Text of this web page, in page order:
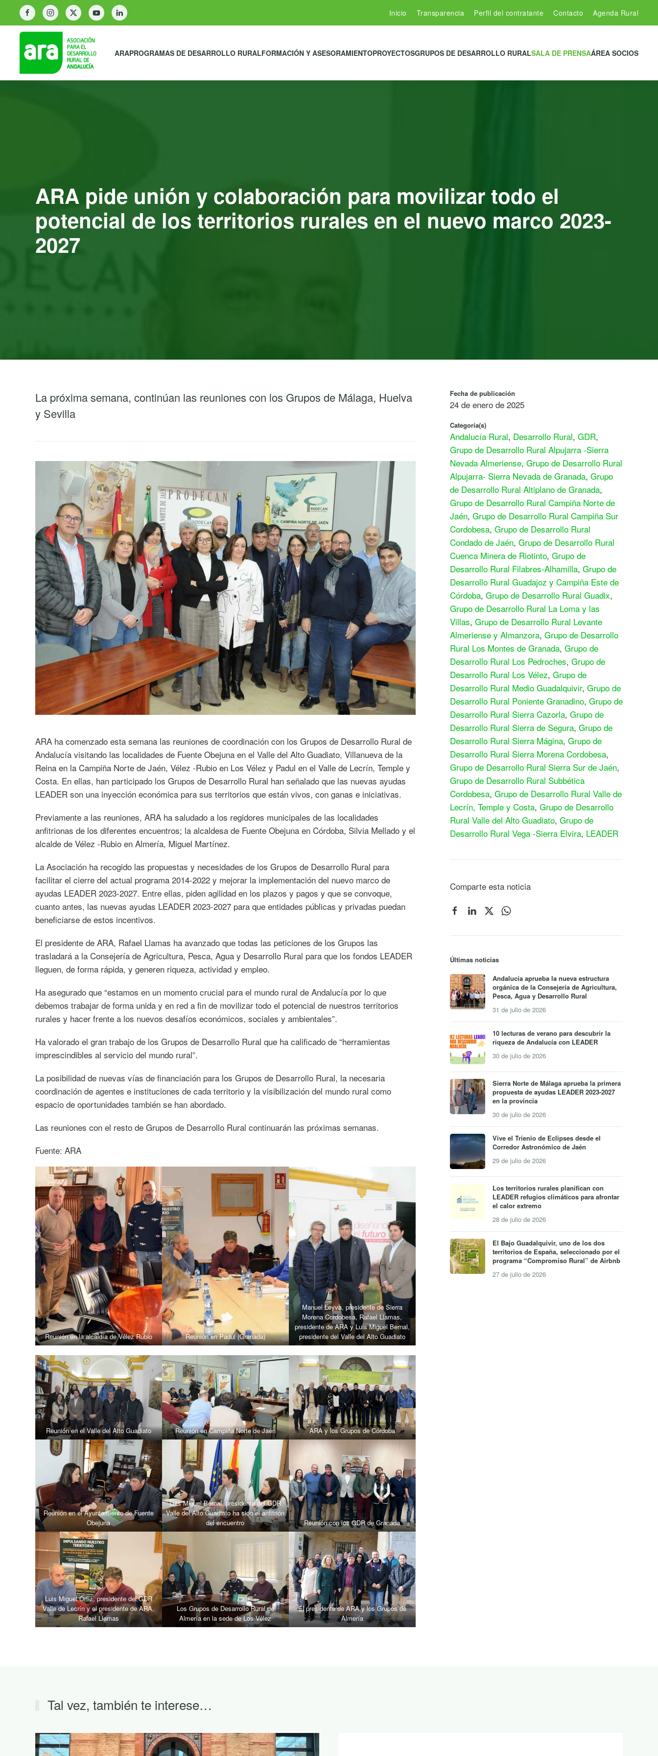
Inicio Transparencia Perfil del contratante Contacto Agenda Rural
ARAPROGRAMAS DE DESARROLLO RURALFORMACIÓN Y ASESORAMIENTOPROYECTOSGRUPOS DE DESARROLLO RURALSALA DE PRENSAÁREA SOCIOS
ARA pide unión y colaboración para movilizar todo el
potencial de los territorios rurales en el nuevo marco 2023-
2027
La próxima semana, continúan las reuniones con los Grupos de Málaga, Huelva
y Sevilla
ARA ha comenzado esta semana las reuniones de coordinación con los Grupos de Desarrollo Rural de
Andalucía visitando las localidades de Fuente Obejuna en el Valle del Alto Guadiato, Villanueva de la
Reina en la Campiña Norte de Jaén, Vélez -Rubio en Los Vélez y Padul en el Valle de Lecrín, Temple y
Costa. En ellas, han participado los Grupos de Desarrollo Rural han señalado que las nuevas ayudas
LEADER son una inyección económica para sus territorios que están vivos, con ganas e iniciativas.
Previamente a las reuniones, ARA ha saludado a los regidores municipales de las localidades
anfitrionas de los diferentes encuentros; la alcaldesa de Fuente Obejuna en Córdoba, Silvia Mellado y el
alcalde de Vélez -Rubio en Almería, Miguel Martínez.
La Asociación ha recogido las propuestas y necesidades de los Grupos de Desarrollo Rural para
facilitar el cierre del actual programa 2014-2022 y mejorar la implementación del nuevo marco de
ayudas LEADER 2023-2027. Entre ellas, piden agilidad en los plazos y pagos y que se convoque,
cuanto antes, las nuevas ayudas LEADER 2023-2027 para que entidades públicas y privadas puedan
beneficiarse de estos incentivos.
El presidente de ARA, Rafael Llamas ha avanzado que todas las peticiones de los Grupos las
trasladará a la Consejería de Agricultura, Pesca, Agua y Desarrollo Rural para que los fondos LEADER
lleguen, de forma rápida, y generen riqueza, actividad y empleo.
Ha asegurado que “estamos en un momento crucial para el mundo rural de Andalucía por lo que
debemos trabajar de forma unida y en red a fin de movilizar todo el potencial de nuestros territorios
rurales y hacer frente a los nuevos desafíos económicos, sociales y ambientales”.
Ha valorado el gran trabajo de los Grupos de Desarrollo Rural que ha calificado de “herramientas
imprescindibles al servicio del mundo rural”.
La posibilidad de nuevas vías de financiación para los Grupos de Desarrollo Rural, la necesaria
coordinación de agentes e instituciones de cada territorio y la visibilización del mundo rural como
espacio de oportunidades también se han abordado.
Las reuniones con el resto de Grupos de Desarrollo Rural continuarán las próximas semanas.
Fuente: ARA
Reunión en la alcaldía de Vélez Rubio Reunión en Padul (Granada)
Manuel Leyva, presidente de Sierra
Morena Cordobesa, Rafael Llamas,
presidente de ARA y Luis Miguel Bernal,
presidente del Valle del Alto Guadiato
Reunión en el Valle del Alto Guadiato Reunión en Campiña Norte de Jaén ARA y los Grupos de Córdoba
Reunión en el Ayuntamiento de Fuente
Obejuna
Luis Miguel Bernal, presidente del GDR
Valle del Alto Guadiato ha sido el anfitrión
del encuentro
Reunión con los GDR de Granada
Luis Miguel Ortiz, presidente del GDR
Valle de Lecrín y el presidente de ARA,
Rafael Llamas
Los Grupos de Desarrollo Rural de
Almería en la sede de Los Vélez
El presidente de ARA y los Grupos de
Almería
Fecha de publicación
24 de enero de 2025
Categoría(s)
Andalucía Rural, Desarrollo Rural, GDR,
Grupo de Desarrollo Rural Alpujarra -Sierra
Nevada Almeriense, Grupo de Desarrollo Rural
Alpujarra- Sierra Nevada de Granada, Grupo
de Desarrollo Rural Altiplano de Granada,
Grupo de Desarrollo Rural Campiña Norte de
Jaén, Grupo de Desarrollo Rural Campiña Sur
Cordobesa, Grupo de Desarrollo Rural
Condado de Jaén, Grupo de Desarrollo Rural
Cuenca Minera de Riotinto, Grupo de
Desarrollo Rural Filabres-Alhamilla, Grupo de
Desarrollo Rural Guadajoz y Campiña Este de
Córdoba, Grupo de Desarrollo Rural Guadix,
Grupo de Desarrollo Rural La Loma y las
Villas, Grupo de Desarrollo Rural Levante
Almeriense y Almanzora, Grupo de Desarrollo
Rural Los Montes de Granada, Grupo de
Desarrollo Rural Los Pedroches, Grupo de
Desarrollo Rural Los Vélez, Grupo de
Desarrollo Rural Medio Guadalquivir, Grupo de
Desarrollo Rural Poniente Granadino, Grupo de
Desarrollo Rural Sierra Cazorla, Grupo de
Desarrollo Rural Sierra de Segura, Grupo de
Desarrollo Rural Sierra Mágina, Grupo de
Desarrollo Rural Sierra Morena Cordobesa,
Grupo de Desarrollo Rural Sierra Sur de Jaén,
Grupo de Desarrollo Rural Subbética
Cordobesa, Grupo de Desarrollo Rural Valle de
Lecrín, Temple y Costa, Grupo de Desarrollo
Rural Valle del Alto Guadiato, Grupo de
Desarrollo Rural Vega -Sierra Elvira, LEADER
Comparte esta noticia
Últimas noticias
Andalucía aprueba la nueva estructura
orgánica de la Consejería de Agricultura,
Pesca, Agua y Desarrollo Rural
31 de julio de 2026
10 lecturas de verano para descubrir la
riqueza de Andalucía con LEADER
30 de julio de 2026
Sierra Norte de Málaga aprueba la primera
propuesta de ayudas LEADER 2023-2027
en la provincia
30 de julio de 2026
Vive el Trienio de Eclipses desde el
Corredor Astronómico de Jaén
29 de julio de 2026
Los territorios rurales planifican con
LEADER refugios climáticos para afrontar
el calor extremo
28 de julio de 2026
El Bajo Guadalquivir, uno de los dos
territorios de España, seleccionado por el
programa “Compromiso Rural” de Airbnb
27 de julio de 2026
Tal vez, también te interese…